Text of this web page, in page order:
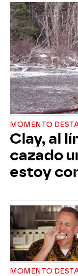
MOMENTO
Clay, al
cazado
estoy
MOMENTO